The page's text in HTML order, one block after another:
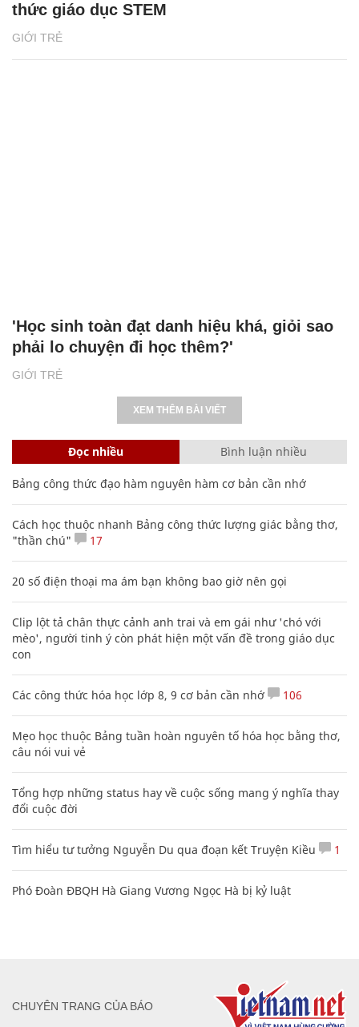
GIỚI TRẺ
thức giáo dục STEM
GIỚI TRẺ
'Học sinh toàn đạt danh hiệu khá, giỏi sao
phải lo chuyện đi học thêm?'
XEM THÊM BÀI VIẾT
Đọc nhiều Bình luận nhiều
Bảng công thức đạo hàm nguyên hàm cơ bản cần nhớ
Cách học thuộc nhanh Bảng công thức lượng giác bằng thơ,
"thần chú"
17
20 số điện thoại ma ám bạn không bao giờ nên gọi
Clip lột tả chân thực cảnh anh trai và em gái như 'chó với
mèo', người tinh ý còn phát hiện một vấn đề trong giáo dục
con
Các công thức hóa học lớp 8, 9 cơ bản cần nhớ 106
Mẹo học thuộc Bảng tuần hoàn nguyên tố hóa học bằng thơ,
câu nói vui vẻ
Tổng hợp những status hay về cuộc sống mang ý nghĩa thay
đổi cuộc đời
Tìm hiểu tư tưởng Nguyễn Du qua đoạn kết Truyện Kiều 1
Phó Đoàn ĐBQH Hà Giang Vương Ngọc Hà bị kỷ luật
CHUYÊN TRANG CỦA BÁO